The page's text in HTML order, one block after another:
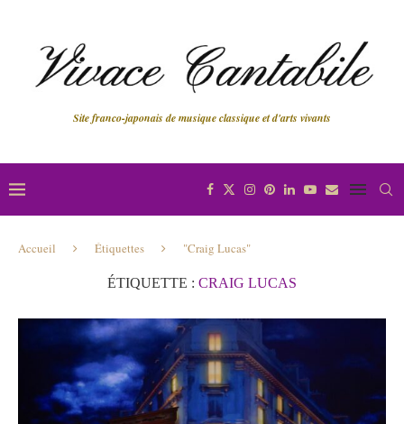
Site franco-japonais de musique classique et d'arts vivants
Accueil Étiquettes "Craig Lucas"
ÉTIQUETTE : CRAIG LUCAS